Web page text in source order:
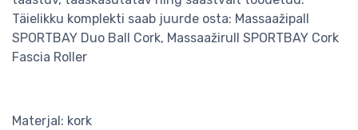
Täielikku komplekti saab juurde osta: Massaažipall
SPORTBAY Duo Ball Cork, Massaažirull SPORTBAY Cork
Fascia Roller
Materjal: kork